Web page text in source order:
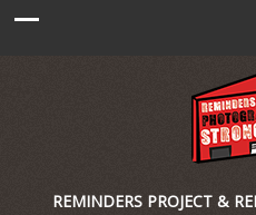
REMINDERS PROJECT &